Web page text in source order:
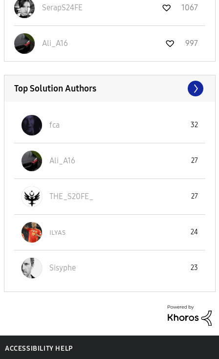
SerapS24FE 1067
Ali_A16 997
Top Solution Authors
fca 32
Ali_A16 27
THE_S20FE_ 27
ɪʟʏᴀs 24
Sisyphe 23
ACCESSIBILITY HELP